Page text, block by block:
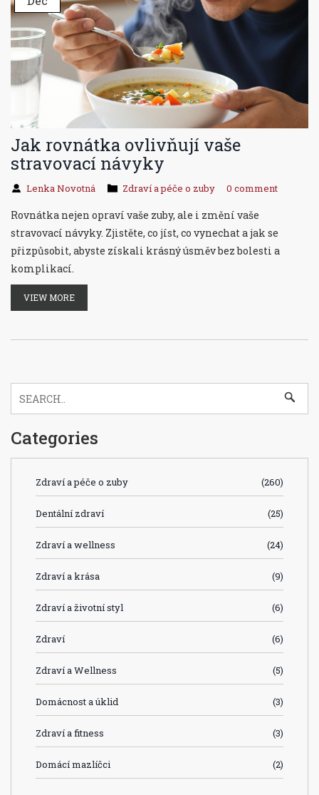
Jak rovnátka ovlivňují vaše
stravovací návyky
Lenka Novotná Zdraví a péče o zuby 0 comment
Rovnátka nejen opraví vaše zuby, ale i změní vaše
stravovací návyky. Zjistěte, co jíst, co vynechat a jak se
přizpůsobit, abyste získali krásný úsměv bez bolesti a
komplikací.
VIEW MORE
Categories
Zdraví a péče o zuby (260)
Dentální zdraví (25)
Zdraví a wellness (24)
Zdraví a krása (9)
Zdraví a životní styl (6)
Zdraví (6)
Zdraví a Wellness (5)
Domácnost a úklid (3)
Zdraví a fitness (3)
Domácí mazlíčci (2)